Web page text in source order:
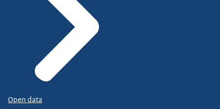
Open data